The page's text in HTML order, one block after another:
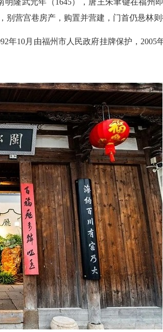
武元年（1645），唐王朱聿键在福州
营宫巷房产，购置并营建，门首仍悬林则
10月由福州市人民政府挂牌保护，2005